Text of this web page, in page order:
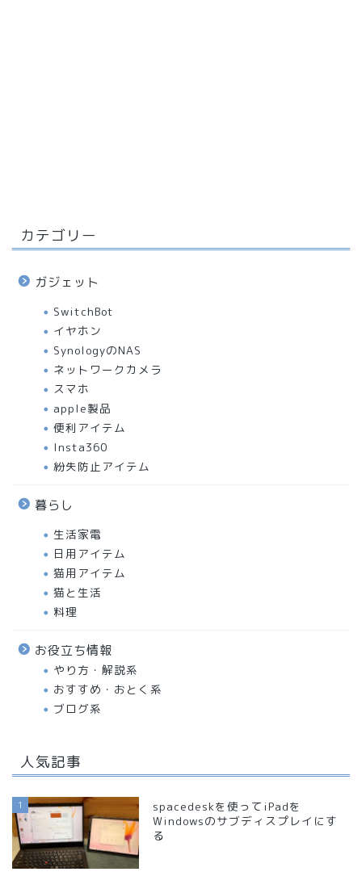
カテゴリー
ガジェット
SwitchBot
イヤホン
SynologyのNAS
ネットワークカメラ
スマホ
apple製品
便利アイテム
Insta360
紛失防止アイテム
暮らし
生活家電
日用アイテム
猫用アイテム
猫と生活
料理
お役立ち情報
やり方・解説系
おすすめ・おとく系
ブログ系
人気記事
1
spacedeskを使ってiPadを
Windowsのサブディスプレイにす
る